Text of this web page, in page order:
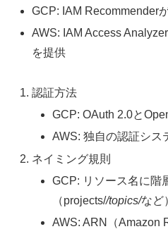
GCP: IAM Recommender
AWS: IAM Access
を提供
認証方法
GCP: OAuth 2.0と
AWS: 独自の認証シス
ネイミング規則
GCP: リソース名に階
（projects//topics/など
AWS: ARN（Amazon